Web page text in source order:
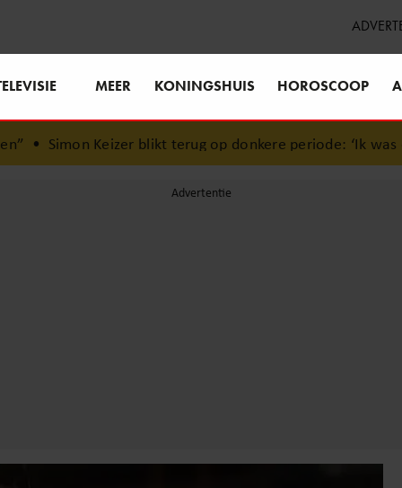
MEER KONINGSHUIS HOROSCOOP
blikt terug op donkere periode: ‘Ik was een wandelend